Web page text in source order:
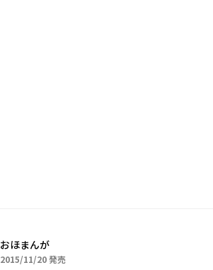
おほまんが
2015/11/202015年11月20日
発売